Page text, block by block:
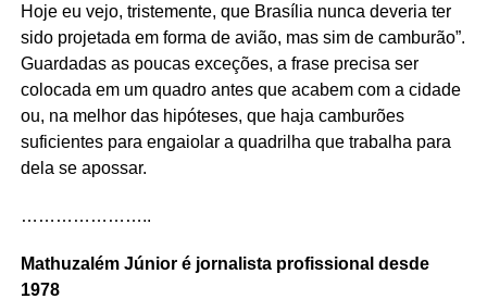
Hoje eu vejo, tristemente, que Brasília nunca deveria ter
sido projetada em forma de avião, mas sim de camburão”.
Guardadas as poucas exceções, a frase precisa ser
colocada em um quadro antes que acabem com a cidade
ou, na melhor das hipóteses, que haja camburões
suficientes para engaiolar a quadrilha que trabalha para
dela se apossar.
…………………..
Mathuzalém Júnior é jornalista profissional desde
1978